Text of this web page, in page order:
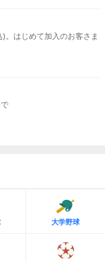
。はじめて加入のお客さま
大学野球